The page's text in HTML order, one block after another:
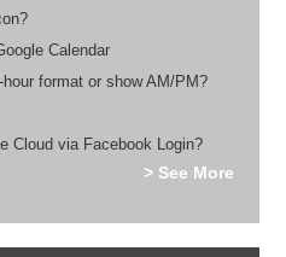
Calendar
format or show AM/PM?
Cloud via Facebook Login?
> See More